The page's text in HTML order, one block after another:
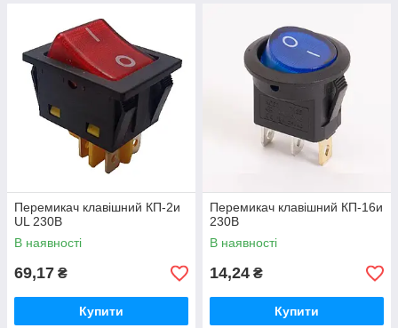
Перемикач клавішний КП-2и
UL 230В
В наявності
69,17 ₴
Купити
Перемикач клавішний КП-16и
230В
В наявності
14,24 ₴
Купити